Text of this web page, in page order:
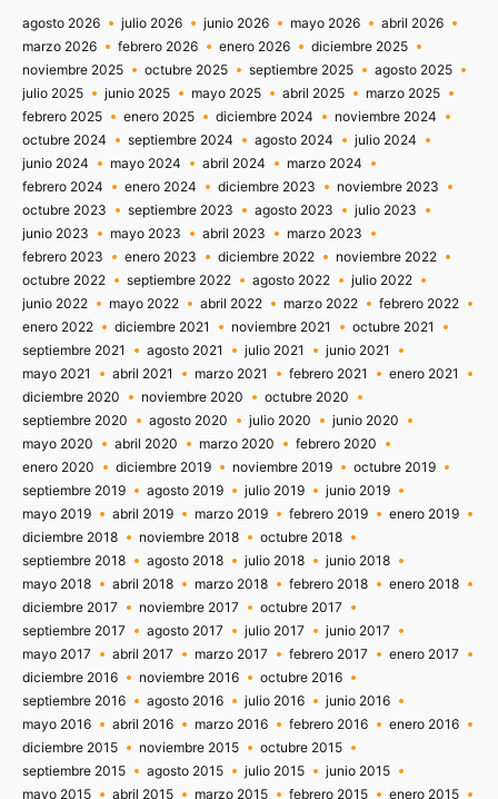
agosto 2026 julio 2026 junio 2026 mayo 2026
abril 2026
marzo 2026
febrero 2026 enero 2026
diciembre 2025
noviembre 2025
octubre 2025 septiembre 2025
agosto 2025
julio 2025
junio 2025 mayo 2025 abril 2025
marzo 2025
febrero 2025
enero 2025 diciembre 2024
noviembre 2024
octubre 2024
septiembre 2024 agosto 2024
julio 2024
junio 2024
mayo 2024 abril 2024
marzo 2024
febrero 2024
enero 2024 diciembre 2023
noviembre 2023
octubre 2023
septiembre 2023 agosto 2023
julio 2023
junio 2023
mayo 2023 abril 2023
marzo 2023
febrero 2023
enero 2023 diciembre 2022
noviembre 2022
octubre 2022
septiembre 2022 agosto 2022
julio 2022
junio 2022
mayo 2022 abril 2022 marzo 2022
febrero 2022
enero 2022
diciembre 2021 noviembre 2021
octubre 2021
septiembre 2021
agosto 2021 julio 2021
junio 2021
mayo 2021
abril 2021 marzo 2021 febrero 2021
enero 2021
diciembre 2020
noviembre 2020
octubre 2020
septiembre 2020
agosto 2020 julio 2020
junio 2020
mayo 2020
abril 2020 marzo 2020
febrero 2020
enero 2020
diciembre 2019 noviembre 2019
octubre 2019
septiembre 2019
agosto 2019 julio 2019
junio 2019
mayo 2019
abril 2019 marzo 2019 febrero 2019
enero 2019
diciembre 2018
noviembre 2018
octubre 2018
septiembre 2018
agosto 2018 julio 2018
junio 2018
mayo 2018
abril 2018 marzo 2018 febrero 2018
enero 2018
diciembre 2017
noviembre 2017
octubre 2017
septiembre 2017
agosto 2017 julio 2017
junio 2017
mayo 2017
abril 2017 marzo 2017 febrero 2017
enero 2017
diciembre 2016
noviembre 2016
octubre 2016
septiembre 2016
agosto 2016 julio 2016
junio 2016
mayo 2016
abril 2016 marzo 2016 febrero 2016
enero 2016
diciembre 2015
noviembre 2015
octubre 2015
septiembre 2015
agosto 2015 julio 2015
junio 2015
mayo 2015
abril 2015 marzo 2015 febrero 2015 enero 2015